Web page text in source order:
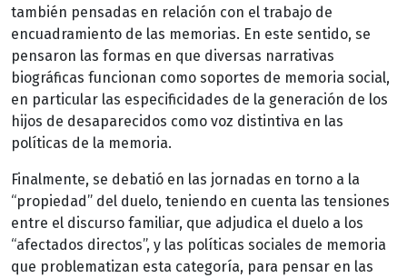
también pensadas en relación con el trabajo de
encuadramiento de las memorias. En este sentido, se
pensaron las formas en que diversas narrativas
biográficas funcionan como soportes de memoria social,
en particular las especificidades de la generación de los
hijos de desaparecidos como voz distintiva en las
políticas de la memoria.
Finalmente, se debatió en las jornadas en torno a la
“propiedad” del duelo, teniendo en cuenta las tensiones
entre el discurso familiar, que adjudica el duelo a los
“afectados directos”, y las políticas sociales de memoria
que problematizan esta categoría, para pensar en las